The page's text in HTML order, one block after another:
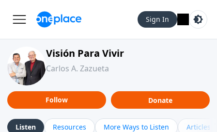
Sign In
Visión Para Vivir
Carlos A. Zazueta
Follow Donate
Listen Resources More Ways to Listen Articles